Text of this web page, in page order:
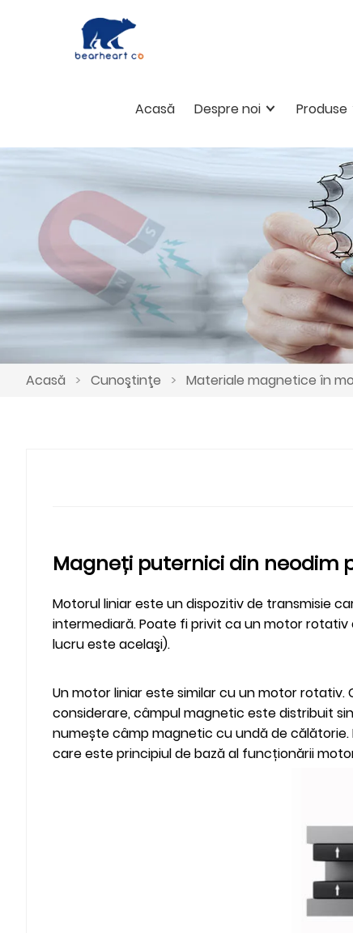
Acasă Despre noi Produse
Acasă > Cunoştinţe > Materiale magnetice în
Magneți puternici din neodim
Motorul liniar este un dispozitiv de transmisie
intermediară. Poate fi privit ca un motor
lucru este acelaşi).
Un motor liniar este similar cu un motor
considerare, câmpul magnetic este distribuit
numește câmp magnetic cu undă de
care este principiul de bază al funcționării